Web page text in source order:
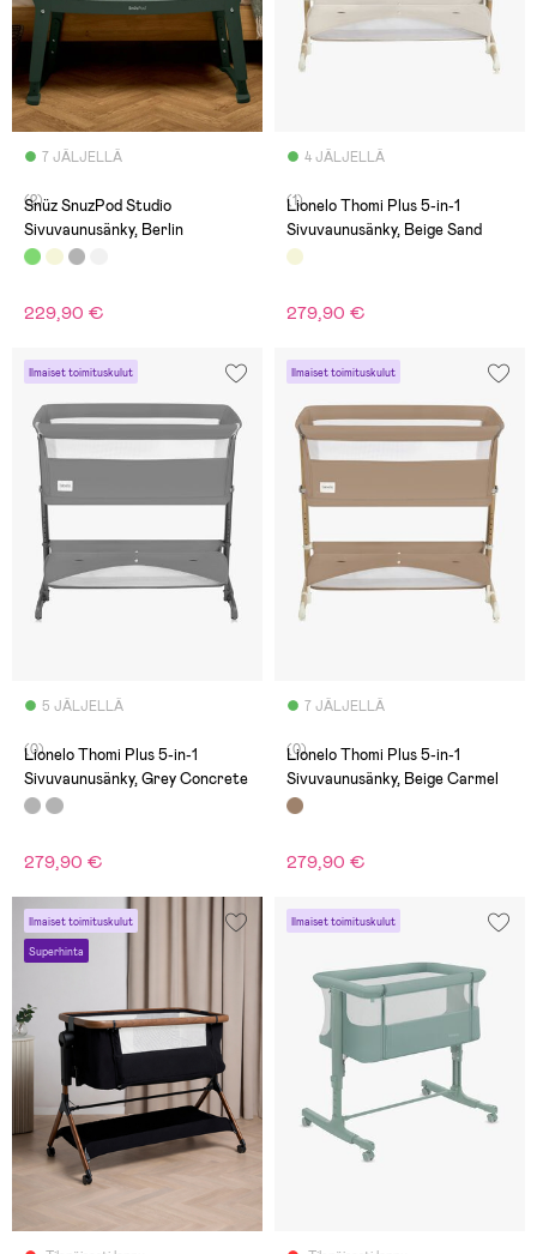
7 JÄLJELLÄ
(2)
Snüz SnuzPod Studio
Sivuvaunusänky, Berlin
229,90 €
4 JÄLJELLÄ
(1)
Lionelo Thomi Plus 5-in-1
Sivuvaunusänky, Beige Sand
279,90 €
Ilmaiset toimituskulut
5 JÄLJELLÄ
(0)
Lionelo Thomi Plus 5-in-1
Sivuvaunusänky, Grey Concrete
279,90 €
Ilmaiset toimituskulut
7 JÄLJELLÄ
(0)
Lionelo Thomi Plus 5-in-1
Sivuvaunusänky, Beige Carmel
279,90 €
Ilmaiset toimituskulut
Superhinta
Ilmaiset toimituskulut